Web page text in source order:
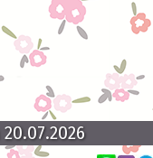
20.07.2026